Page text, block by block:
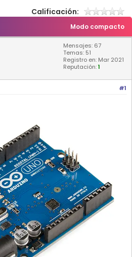
Calificación:
Modo compacto
Mensajes: 67
Temas: 51
Registro en: Mar 2021
Reputación:1
#1